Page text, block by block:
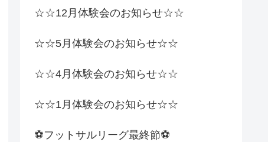
☆☆12月体験会のお知らせ☆☆
☆☆5月体験会のお知らせ☆☆
☆☆4月体験会のお知らせ☆☆
☆☆1月体験会のお知らせ☆☆
⚽️フットサルリーグ最終節⚽️